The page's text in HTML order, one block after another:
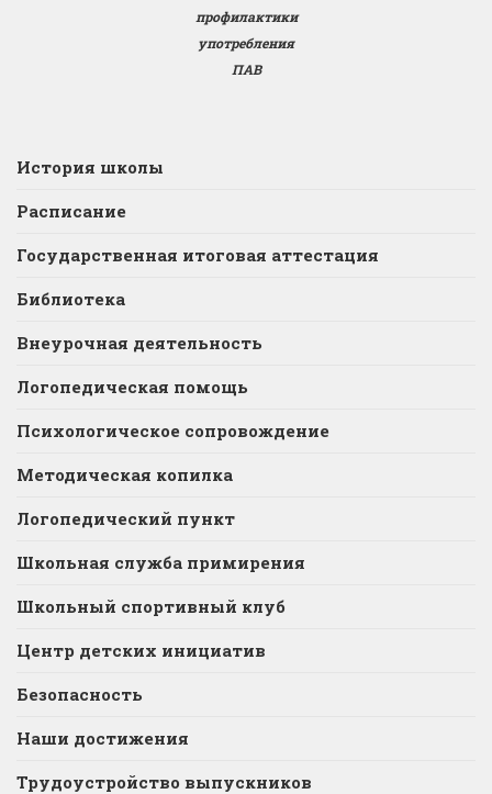
профилактики
употребления
ПАВ
История школы
Расписание
Государственная итоговая аттестация
Библиотека
Внеурочная деятельность
Логопедическая помощь
Психологическое сопровождение
Методическая копилка
Логопедический пункт
Школьная служба примирения
Школьный спортивный клуб
Центр детских инициатив
Безопасность
Наши достижения
Трудоустройство выпускников